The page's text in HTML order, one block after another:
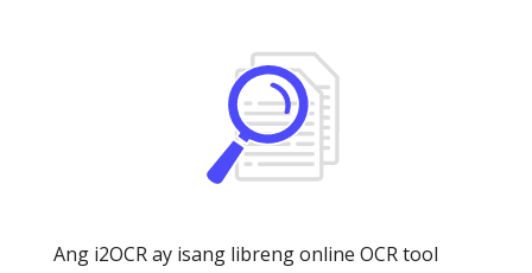
Ang i2OCR ay isang libreng online OCR tool